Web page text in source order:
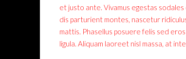
et justo ante. Vivamus egestas
dis parturient montes, nascetur
mattis. Phasellus posuere felis sed
ligula. Aliquam laoreet nisl massa, at